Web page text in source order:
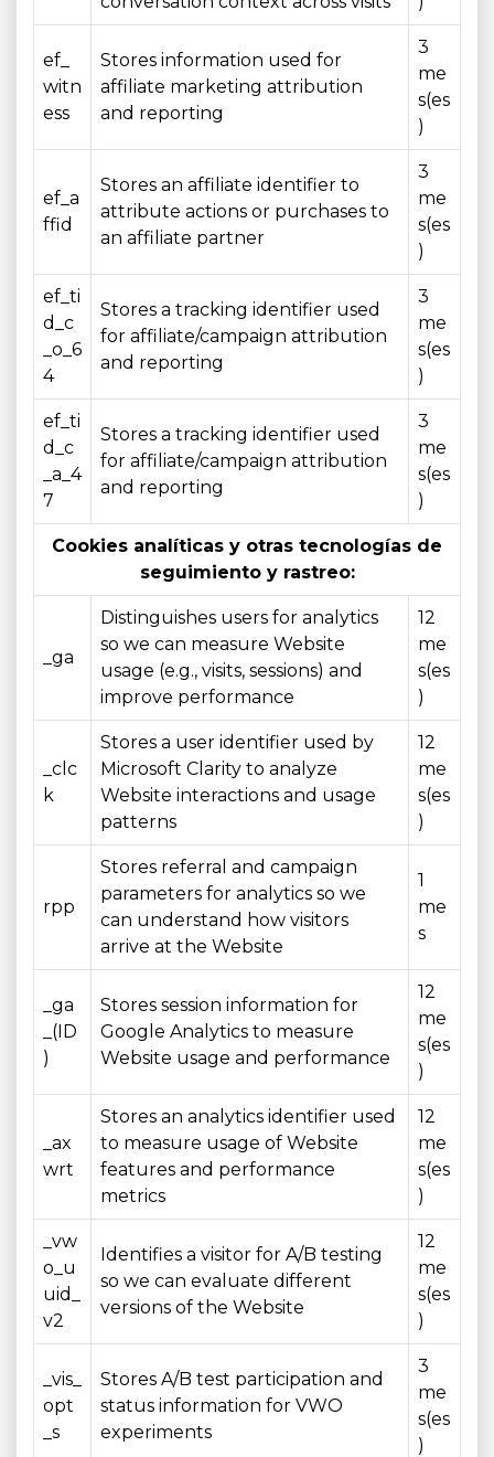
ef_
witn
ess
Stores information used for
affiliate marketing attribution
and reporting
3
me
s(es
)
ef_a
ffid
Stores an affiliate identifier to
attribute actions or purchases to
an affiliate partner
3
me
s(es
)
ef_ti
d_c
_o_6
4
Stores a tracking identifier used
for affiliate/campaign attribution
and reporting
3
me
s(es
)
ef_ti
d_c
_a_4
7
Stores a tracking identifier used
for affiliate/campaign attribution
and reporting
3
me
s(es
)
Cookies analíticas y otras tecnologías de
seguimiento y rastreo:
_ga
Distinguishes users for analytics
so we can measure Website
usage (e.g., visits, sessions) and
improve performance
12
me
s(es
)
_clc
k
Stores a user identifier used by
Microsoft Clarity to analyze
Website interactions and usage
patterns
12
me
s(es
)
rpp
Stores referral and campaign
parameters for analytics so we
can understand how visitors
arrive at the Website
1
me
s
_ga
_(ID
)
Stores session information for
Google Analytics to measure
Website usage and performance
12
me
s(es
)
_ax
wrt
Stores an analytics identifier used
to measure usage of Website
features and performance
metrics
12
me
s(es
)
_vw
o_u
uid_
v2
Identifies a visitor for A/B testing
so we can evaluate different
versions of the Website
12
me
s(es
)
_vis_
opt
_s
Stores A/B test participation and
status information for VWO
experiments
3
me
s(es
)